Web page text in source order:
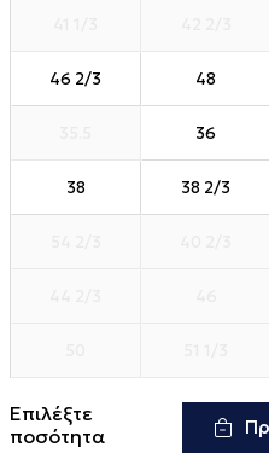
46 2/3 48
36
38 38 2/3
Επιλέξτε
ποσότητα